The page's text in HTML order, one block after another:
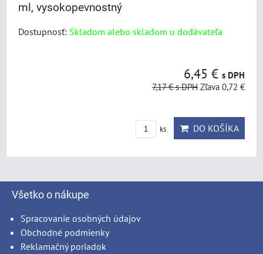
ml, vysokopevnostný
Dostupnosť: Skladom alebo skladom u dodávateľa
6,45 € s DPH
7,17 €s DPH Zľava 0,72 €
ks DO KOŠÍKA
Všetko o nákupe
Spracovanie osobných údajov
Obchodné podmienky
Reklamačný poriadok